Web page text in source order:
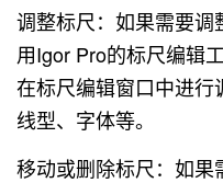
调整标尺：如果需要
用Igor Pro的标尺编辑
在标尺编辑窗口中进行
线型、字体等。
移动或删除标尺：如